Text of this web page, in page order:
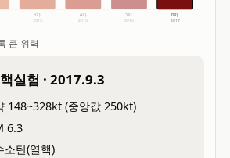
3차
2013
4차
2016
5차
2016
6차
2017
큰 위력
실험 · 2017.9.3
148~328kt (중앙값 250kt)
6.3
소탄(열핵)